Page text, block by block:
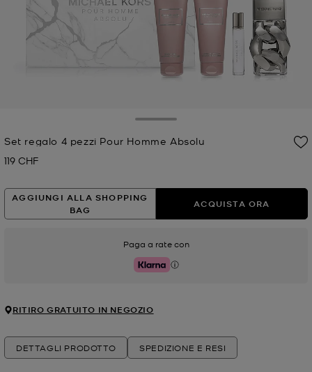
Set regalo 4 pezzi Pour Homme Absolu
Prezzo attuale
119 CHF
AGGIUNGI ALLA SHOPPING
BAG
ACQUISTA ORA
Paga a rate con
Klarna
RITIRO GRATUITO IN NEGOZIO
DETTAGLI PRODOTTO SPEDIZIONE E RESI